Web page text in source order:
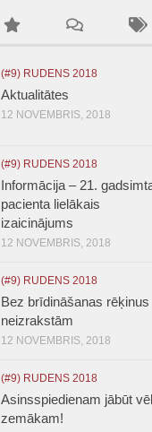
(#9) RUDENS 2018
Aktualitātes
12 NOVEMBRIS, 2018
(#9) RUDENS 2018
Informācija – 21.
pacienta lielākais
izaicinājums
12 NOVEMBRIS, 2018
(#9) RUDENS 2018
Bez brīdināšanas rēķinus
neizrakstām
12 NOVEMBRIS, 2018
(#9) RUDENS 2018
Asinsspiedienam jābūt vēl
zemākam!